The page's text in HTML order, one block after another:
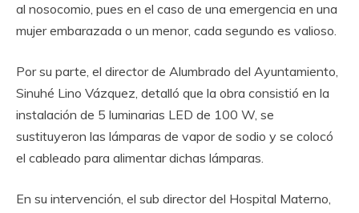
al nosocomio, pues en el caso de una emergencia en una
mujer embarazada o un menor, cada segundo es valioso.
Por su parte, el director de Alumbrado del Ayuntamiento,
Sinuhé Lino Vázquez, detalló que la obra consistió en la
instalación de 5 luminarias LED de 100 W, se
sustituyeron las lámparas de vapor de sodio y se colocó
el cableado para alimentar dichas lámparas.
En su intervención, el sub director del Hospital Materno,